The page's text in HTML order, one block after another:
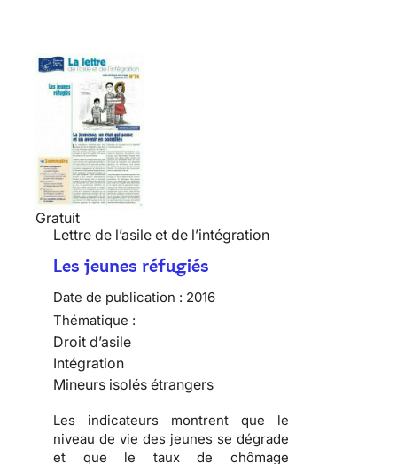
Gratuit
Lettre de l’asile et de l’intégration
Les jeunes réfugiés
Date de publication : 2016
Thématique :
Droit d’asile
Intégration
Mineurs isolés étrangers
Les indicateurs montrent que le
niveau de vie des jeunes se dégrade
et que le taux de chômage